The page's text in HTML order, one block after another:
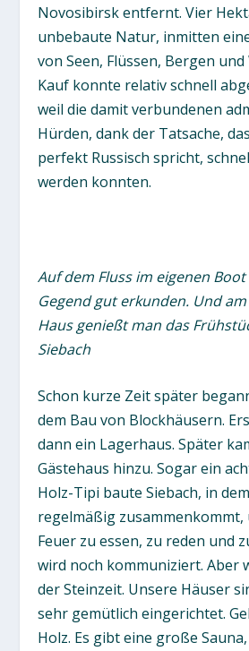
Novosibirsk entfernt. Vier
unbebaute Natur, inmitten
von Seen, Flüssen, Bergen
Kauf konnte relativ schnell
weil die damit verbundenen
Hürden, dank der Tatsache,
perfekt Russisch spricht,
werden konnten.
Auf dem Fluss im eigenen
Gegend gut erkunden. Und
Haus genießt man das
Siebach
Schon kurze Zeit später
dem Bau von Blockhäusern.
dann ein Lagerhaus. Später
Gästehaus hinzu. Sogar ein
Holz-Tipi baute Siebach, in
regelmäßig zusammenkommt,
Feuer zu essen, zu reden und
wird noch kommuniziert. Aber
der Steinzeit. Unsere Häuser
sehr gemütlich eingerichtet.
Holz. Es gibt eine große